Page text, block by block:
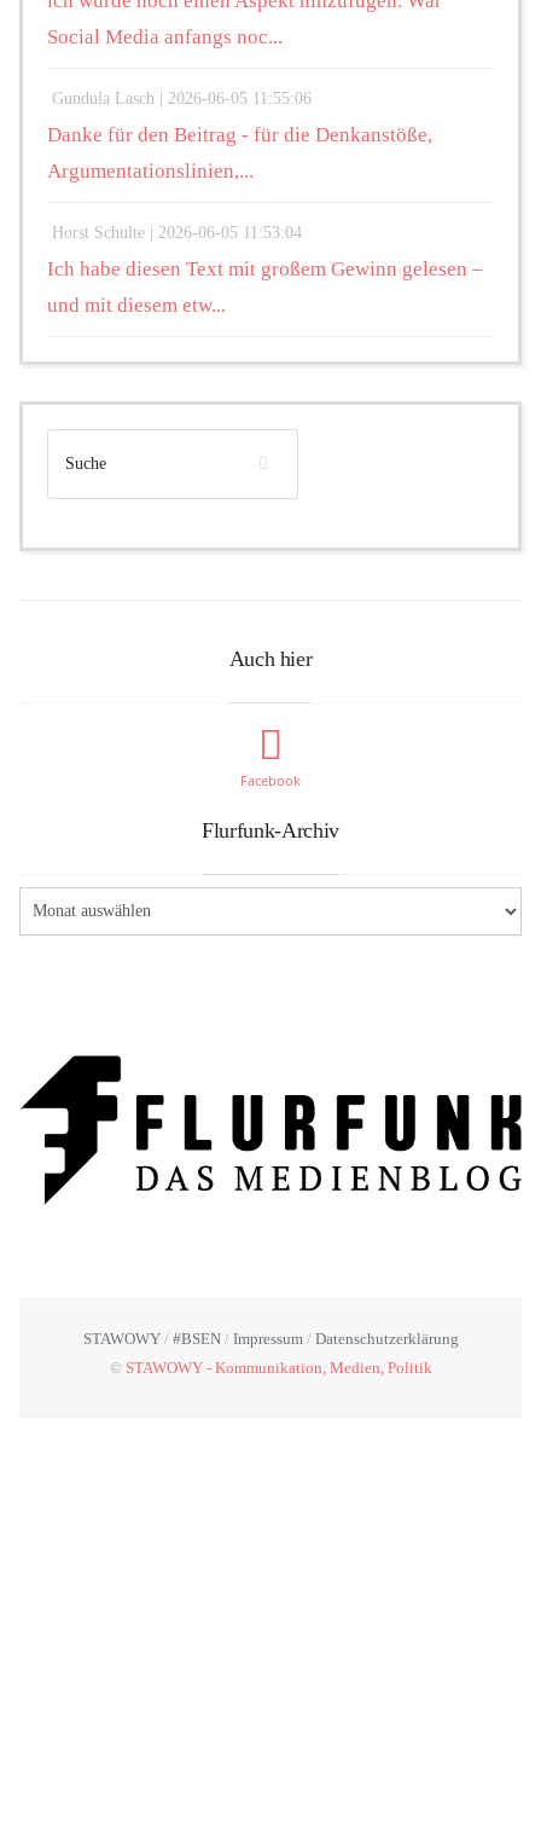
Social Media anfangs noc...
Gundula Lasch | 2026-06-05 11:55:06
Danke für den Beitrag - für die Denkanstöße,
Argumentationslinien,...
Horst Schulte | 2026-06-05 11:53:04
Ich habe diesen Text mit großem Gewinn gelesen –
und mit diesem etw...
Auch hier
Facebook
Flurfunk-Archiv
STAWOWY #BSEN Impressum
Datenschutzerklärung
© STAWOWY - Kommunikation, Medien, Politik